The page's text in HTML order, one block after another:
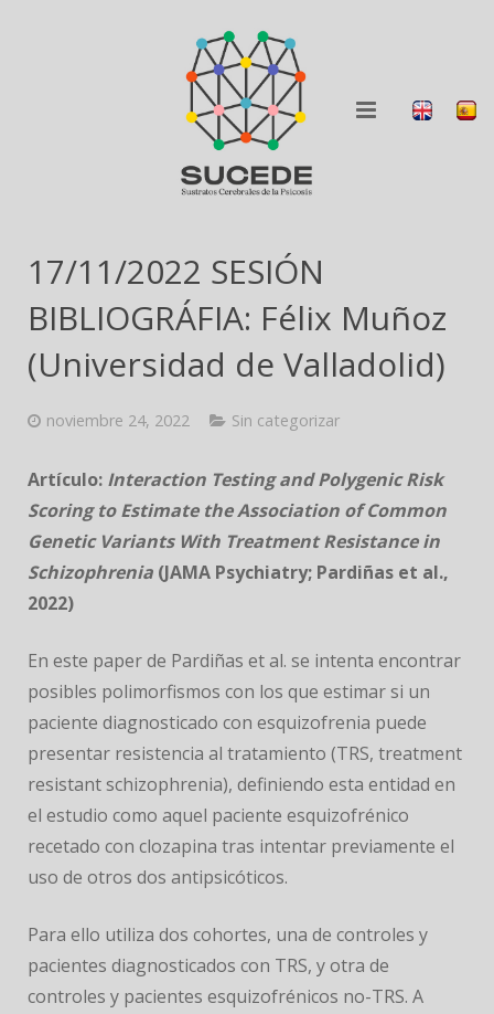
BLOG
17/11/2022 SESIÓN
BIBLIOGRÁFIA: Félix Muñoz
(Universidad de Valladolid)
noviembre 24, 2022 Sin categorizar
Artículo: Interaction Testing and Polygenic Risk
Scoring to Estimate the Association of Common
Genetic Variants With Treatment Resistance in
Schizophrenia (JAMA Psychiatry; Pardiñas et al.,
2022)
En este paper de Pardiñas et al. se intenta encontrar
posibles polimorfismos con los que estimar si un
paciente diagnosticado con esquizofrenia puede
presentar resistencia al tratamiento (TRS, treatment
resistant schizophrenia), definiendo esta entidad en
el estudio como aquel paciente esquizofrénico
recetado con clozapina tras intentar previamente el
uso de otros dos antipsicóticos.
Para ello utiliza dos cohortes, una de controles y
pacientes diagnosticados con TRS, y otra de
controles y pacientes esquizofrénicos no-TRS. A